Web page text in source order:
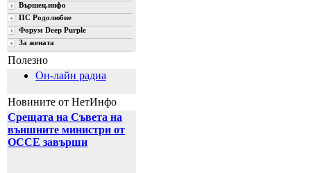
Вършец.инфо
ПС Родолюбие
Форум Deep Purple
За жената
Полезно
Он-лайн радиа
Новините от НетИнфо
Срещата на Съвета на
външните министри от
ОССЕ завърши